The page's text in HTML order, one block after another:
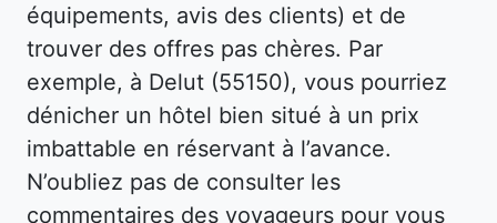
équipements, avis des clients) et de
trouver des offres pas chères. Par
exemple, à Delut (55150), vous pourriez
dénicher un hôtel bien situé à un prix
imbattable en réservant à l’avance.
N’oubliez pas de consulter les
commentaires des voyageurs pour vous